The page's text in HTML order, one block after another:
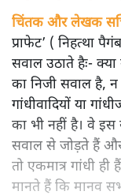
चिंतक और लेखक
प्राफेट’ ( निहत्था
सवाल उठाते हैः-
का निजी सवाल है,
गांधीवादियों या
का भी नहीं है। वे इस
सवाल से जोड़ते हैं
तो एकमात्र गांधी
मानते हैं कि मानव